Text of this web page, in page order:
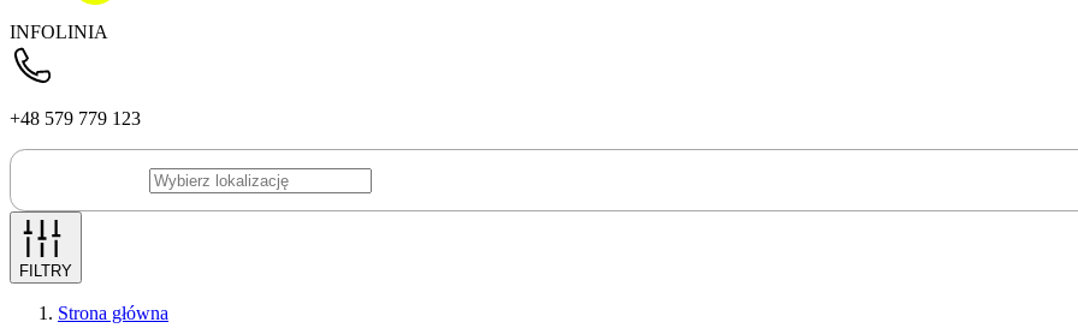
INFOLINIA
+48 579 779 123
FILTRY
Strona główna